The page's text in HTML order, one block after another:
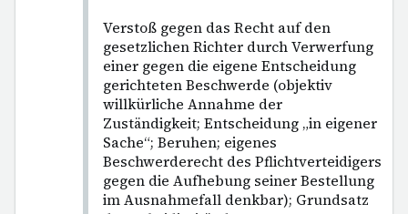
Verstoß gegen das Recht auf den
gesetzlichen Richter durch Verwerfung
einer gegen die eigene Entscheidung
gerichteten Beschwerde (objektiv
willkürliche Annahme der
Zuständigkeit; Entscheidung „in eigener
Sache“; Beruhen; eigenes
Beschwerderecht des Pflichtverteidigers
gegen die Aufhebung seiner Bestellung
im Ausnahmefall denkbar); Grundsatz